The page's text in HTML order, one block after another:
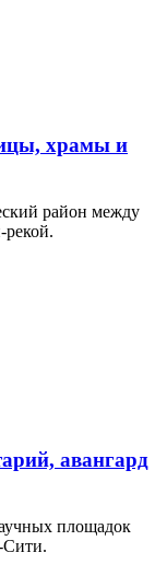
храмы и
район между
авангард
площадок
Сити.